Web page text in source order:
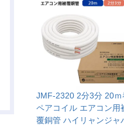
JMF-2320 2分3分 20ｍ
ペアコイル エアコン用
覆銅管 ハイリャンジャ